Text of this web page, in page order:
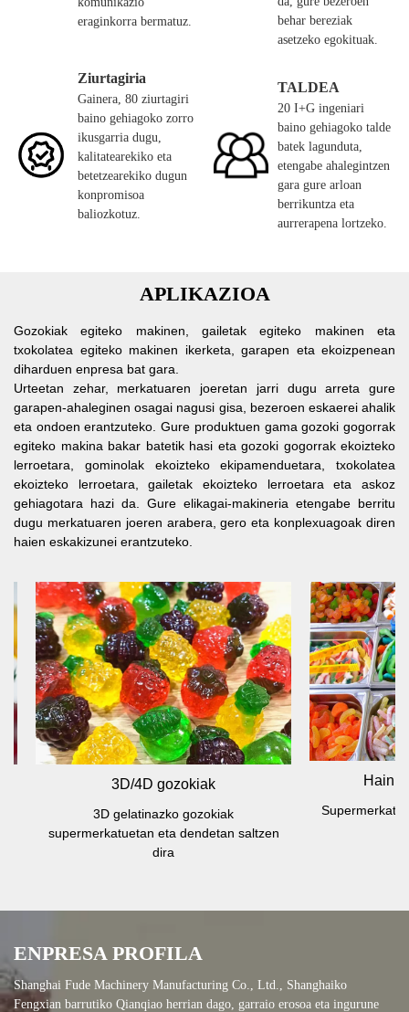
eraginkorra bermatuz.
behar bereziak
asetzeko egokituak.
Ziurtagiria
Gainera, 80 ziurtagiri
baino gehiagoko zorro
ikusgarria dugu,
kalitatearekiko eta
betetzearekiko dugun
konpromisoa
baliozkotuz.
TALDEA
20 I+G ingeniari
baino gehiagoko talde
batek lagunduta,
etengabe ahalegintzen
gara gure arloan
berrikuntza eta
aurrerapena lortzeko.
APLIKAZIOA
Gozokiak egiteko makinen, gailetak egiteko makinen eta
txokolatea egiteko makinen ikerketa, garapen eta ekoizpenean
diharduen enpresa bat gara.
Urteetan zehar, merkatuaren joeretan jarri dugu arreta gure
garapen-ahaleginen osagai nagusi gisa, bezeroen eskaerei ahalik
eta ondoen erantzuteko. Gure produktuen gama gozoki gogorrak
egiteko makina bakar batetik hasi eta gozoki gogorrak ekoizteko
lerroetara, gominolak ekoizteko ekipamenduetara, txokolatea
ekoizteko lerroetara, gailetak ekoizteko lerroetara eta askoz
gehiagotara hazi da. Gure elikagai-makineria etengabe berritu
dugu merkatuaren joeren arabera, gero eta konplexuagoak diren
haien eskakizunei erantzuteko.
3D/4D gozokiak
3D gelatinazko gozokiak
eta dendetan saltzen
Hainbat fruta-
Supermerkatuan/
ENPRESA PROFILA
Shanghai Fude Machinery Manufacturing Co., Ltd., Shanghaiko
Fengxian barrutiko Qianqiao herrian dago, garraio erosoa eta ingurune